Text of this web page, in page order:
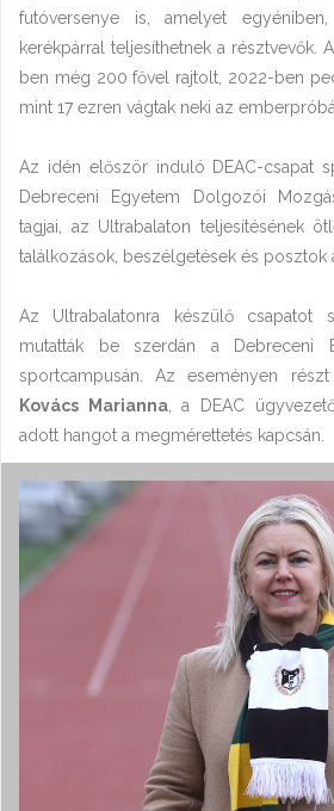
futóversenye is, amelyet
kerékpárral teljesíthetnek a résztvevők.
ben még 200 fővel rajtolt, 2022-ben
mint 17 ezren vágtak neki az
Az idén először induló DEAC-csapat
Debreceni Egyetem Dolgozói
tagjai, az Ultrabalaton teljesítésének
találkozások, beszélgetések és posztok
Az Ultrabalatonra készülő csapatot
mutatták be szerdán a Debreceni
sportcampusán. Az eseményen
Kovács Marianna, a DEAC
adott hangot a megmérettetés kapcsán.